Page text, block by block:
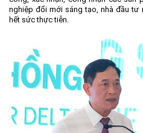
nghiệp đổi mới sáng tạo, nhà đầu tư
hết sức thực tiễn.